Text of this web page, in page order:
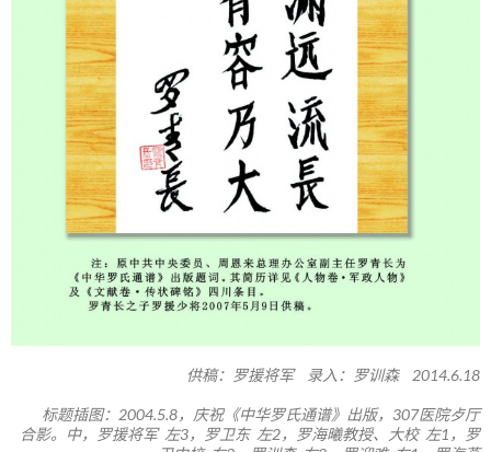
供稿：罗援将军 录入：罗训森 2014.6.18
标题插图：2004.5.8，庆祝《中华罗氏通谱》出版，307医院歺厅
合影。中，罗援将军 左3，罗卫东 左2，罗海曦教授、大校 左1，罗